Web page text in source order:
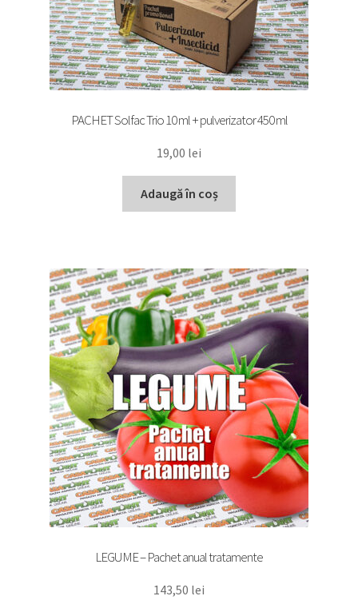
PACHET Solfac Trio 10 ml + pulverizator 450 ml
19,00 lei
Adaugă în coș
LEGUME – Pachet anual tratamente
143,50 lei